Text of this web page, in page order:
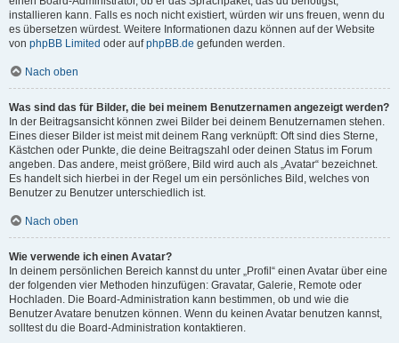
installieren kann. Falls es noch nicht existiert, würden wir uns freuen, wenn du
es übersetzen würdest. Weitere Informationen dazu können auf der Website
von phpBB Limited oder aufphpBB.de gefunden werden.
Nach oben
Was sind das für Bilder, die bei meinem Benutzernamen angezeigt werden?
In der Beitragsansicht können zwei Bilder bei deinem Benutzernamen stehen.
Eines dieser Bilder ist meist mit deinem Rang verknüpft: Oft sind dies Sterne,
Kästchen oder Punkte, die deine Beitragszahl oder deinen Status im Forum
angeben. Das andere, meist größere, Bild wird auch als „Avatar“ bezeichnet.
Es handelt sich hierbei in der Regel um ein persönliches Bild, welches von
Benutzer zu Benutzer unterschiedlich ist.
Nach oben
Wie verwende ich einen Avatar?
In deinem persönlichen Bereich kannst du unter „Profil“ einen Avatar über eine
der folgenden vier Methoden hinzufügen: Gravatar, Galerie, Remote oder
Hochladen. Die Board-Administration kann bestimmen, ob und wie die
Benutzer Avatare benutzen können. Wenn du keinen Avatar benutzen kannst,
solltest du die Board-Administration kontaktieren.